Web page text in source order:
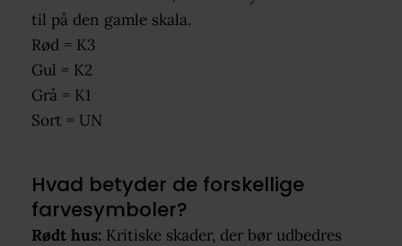
til på den gamle skala.
Rød = K3
Gul = K2
Grå = K1
Sort = UN
Hvad betyder de forskellige
farvesymboler?
Rødt hus: Kritiske skader, der bør udbedres